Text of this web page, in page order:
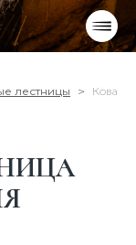
доставка
лестницы